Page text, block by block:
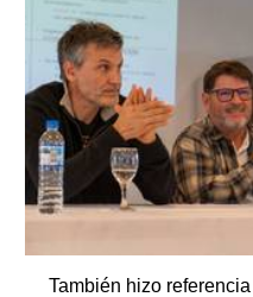
También hizo